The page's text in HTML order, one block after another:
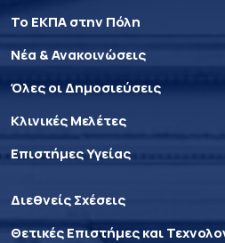
Το ΕΚΠΑ στην Πόλη
Νέα & Ανακοινώσεις
Όλες οι Δημοσιεύσεις
Κλινικές Μελέτες
Επιστήμες Υγείας
Διεθνείς Σχέσεις
Θετικές Επιστήμες και